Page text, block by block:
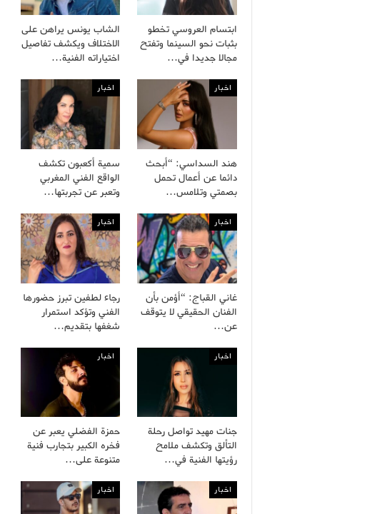
ابتسام العروسي تخطو
بثبات نحو السينما وتفتح
مجالا جديدا في…
الشاب يونس يراهن على
الاختلاف ويكشف تفاصيل
اختياراته الفنية…
اخبار
هند السداسي: “أبحث
دائما عن أعمال تحمل
بصمتي وتلامس…
اخبار
سمية أكعبون تكشف
الواقع الفني المغربي
وتعبر عن تجربتها…
اخبار
غاني القباج: “أؤمن بأن
الفنان الحقيقي لا يتوقف
عن…
اخبار
رجاء لطفين تبرز حضورها
الفني وتؤكد استمرار
شغفها بتقديم…
اخبار
جنات مهيد تواصل رحلة
التألق وتكشف ملامح
رؤيتها الفنية في…
اخبار
حمزة الفضلي يعبر عن
فخره الكبير بتجارب فنية
متنوعة على…
اخبار اخبار